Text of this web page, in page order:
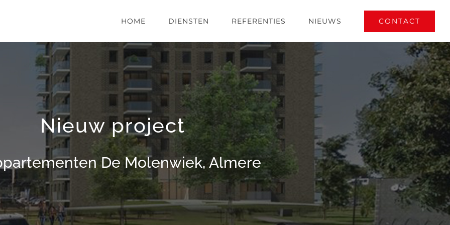
HOME DIENSTEN REFERENTIES NIEUWS CONTACT
Nieuw project
De Molenwiek, Almere